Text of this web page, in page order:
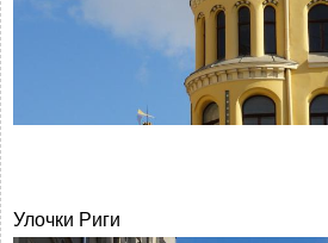
Улочки Риги